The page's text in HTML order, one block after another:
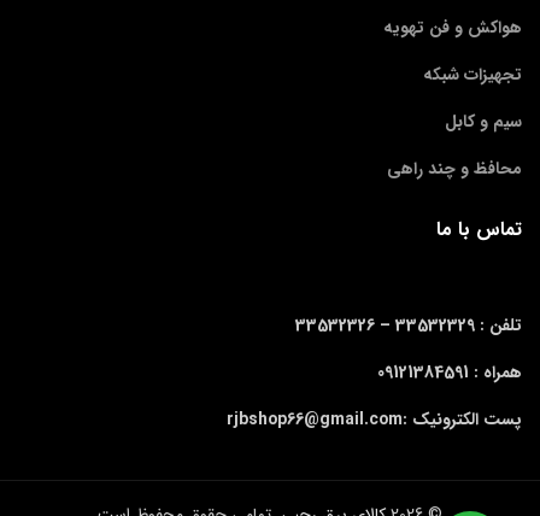
هواکش و فن تهویه
تجهیزات شبکه
سیم و کابل
محافظ و چند راهی
تماس با ما
تلفن : 33532329 –
همراه : 09121384591
پست الکترونیک :rjbshop66@gmail.com